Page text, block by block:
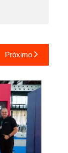
Próximo